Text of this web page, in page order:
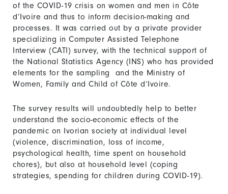
of the COVID-19 crisis on women and men in Côte
d’Ivoire and thus to inform decision-making and
processes. It was carried out by a private provider
specializing in Computer Assisted Telephone
Interview (CATI) survey, with the technical support of
the National Statistics Agency (INS) who has provided
elements for the sampling and the Ministry of
Women, Family and Child of Côte d’Ivoire.
The survey results will undoubtedly help to better
understand the socio-economic effects of the
pandemic on Ivorian society at individual level
(violence, discrimination, loss of income,
psychological health, time spent on household
chores), but also at household level (coping
strategies, spending for children during COVID-19).